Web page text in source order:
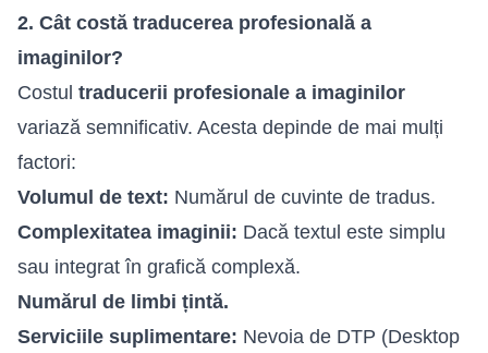
2. Cât costă traducerea profesională a
imaginilor?
Costul traducerii profesionale a imaginilor
variază semnificativ. Acesta depinde de mai mulți
factori:
Volumul de text: Numărul de cuvinte de tradus.
Complexitatea imaginii: Dacă textul este simplu
sau integrat în grafică complexă.
Numărul de limbi țintă.
Serviciile suplimentare: Nevoia de DTP (Desktop